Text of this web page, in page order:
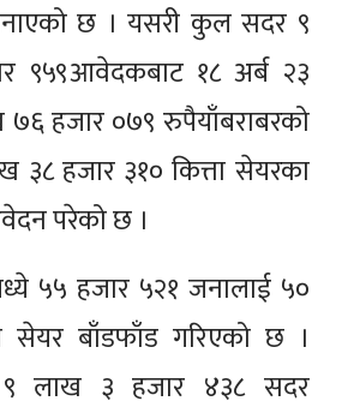
छ । यसरी कुल सदर ९
९५९आवेदकबाट १८ अर्ब २३
हजार ०७९ रुपैयाँबराबरको
३८ हजार ३१० कित्ता सेयरका
परेको छ ।
५५ हजार ५२१ जनालाई ५०
सेयर बाँडफाँड गरिएको छ ।
९ लाख ३ हजार ४३८ सदर